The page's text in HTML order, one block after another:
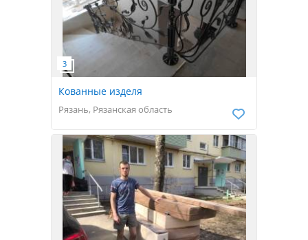
Кованные изделя
Рязань, Рязанская область